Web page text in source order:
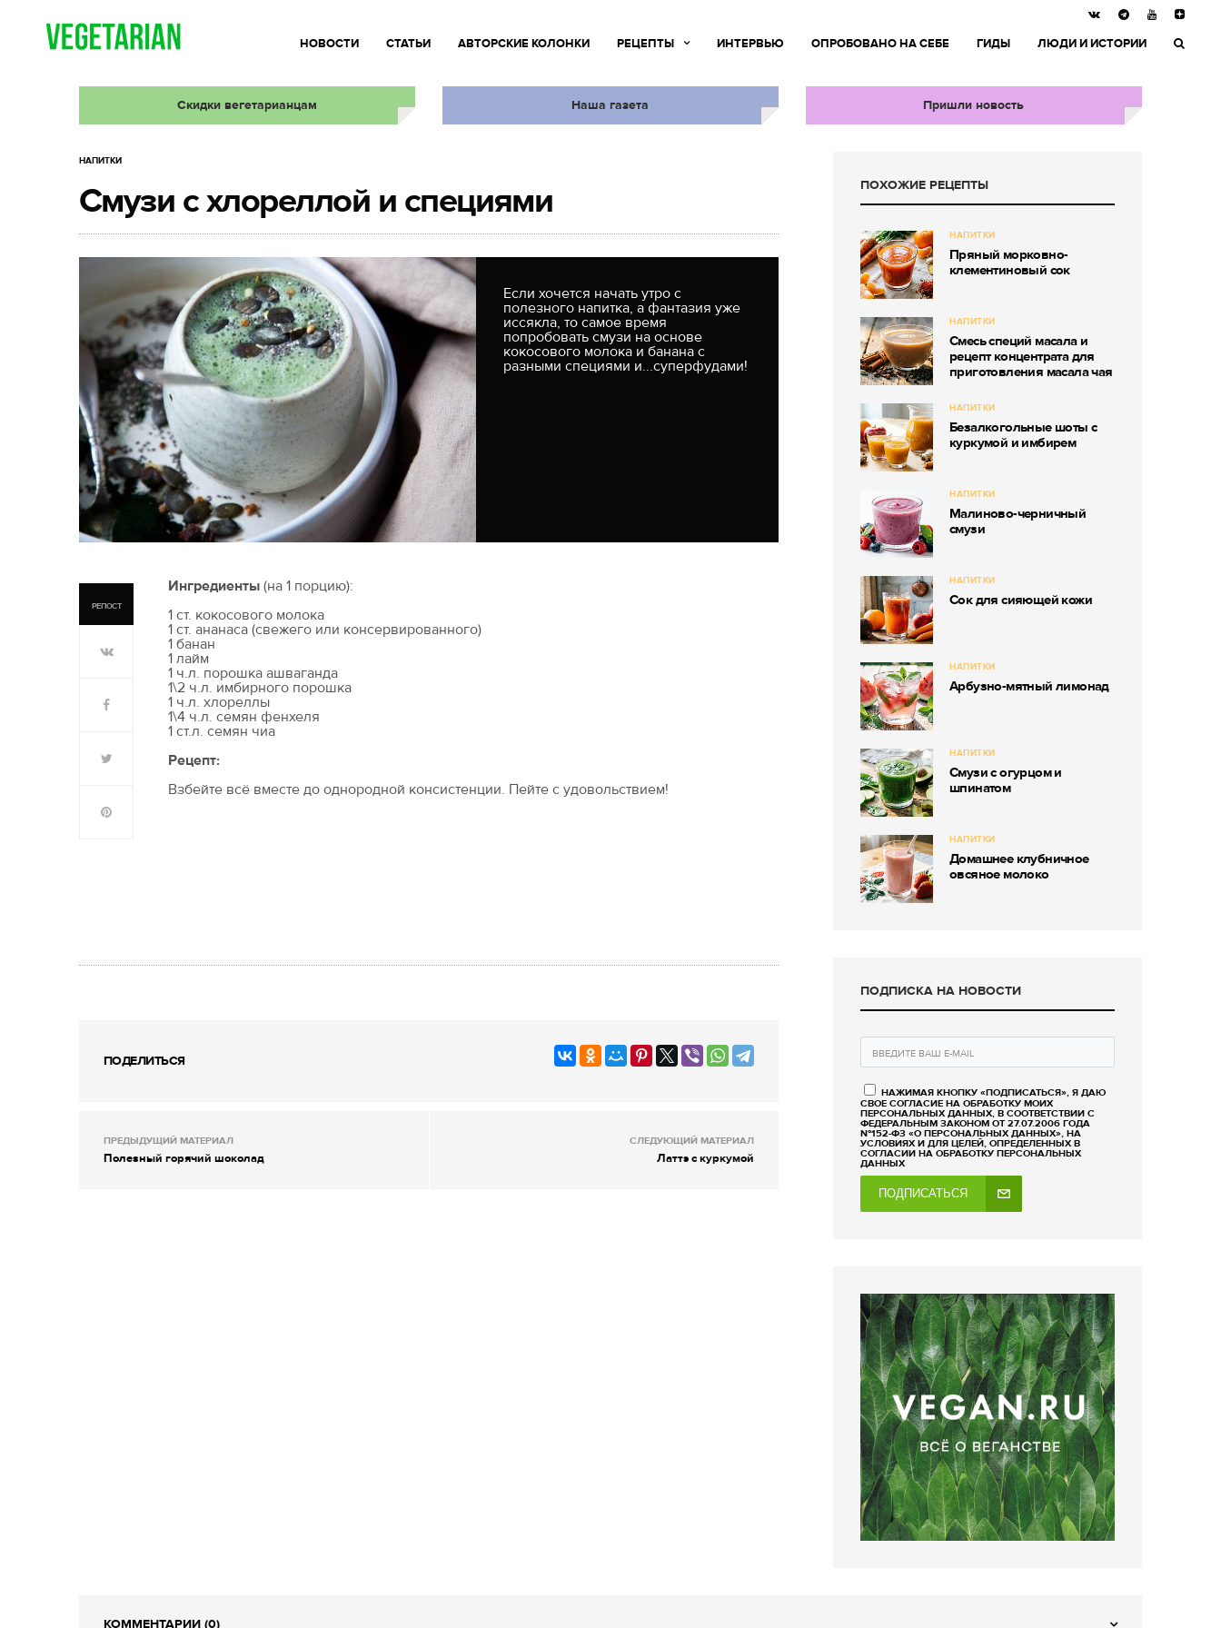
НОВОСТИ СТАТЬИ АВТОРСКИЕ КОЛОНКИ РЕЦЕПТЫ ИНТЕРВЬЮ ОПРОБОВАНО НА СЕБЕ ГИДЫ ЛЮДИ И ИСТОРИИ
Скидки вегетарианцам Наша газета Пришли новость
НАПИТКИ
Смузи с хлореллой и специями
Если хочется начать утро с
полезного напитка, а фантазия уже
иссякла, то самое время
попробовать смузи на основе
кокосового молока и банана с
разными специями и...суперфудами!
РЕПОСТ
Ингредиенты (на 1 порцию):
1 ст. кокосового молока
1 ст. ананаса (свежего или консервированного)
1 банан
1 лайм
1 ч.л. порошка ашваганда
1\2 ч.л. имбирного порошка
1 ч.л. хлореллы
1\4 ч.л. семян фенхеля
1 ст.л. семян чиа
Рецепт:
Взбейте всё вместе до однородной консистенции. Пейте с удовольствием!
ПОДЕЛИТЬСЯ
ПРЕДЫДУЩИЙ МАТЕРИАЛ
Полезный горячий шоколад
СЛЕДУЮЩИЙ МАТЕРИАЛ
Латтэ с куркумой
ПОХОЖИЕ РЕЦЕПТЫ
НАПИТКИ
Пряный морковно-
клементиновый сок
НАПИТКИ
Смесь специй масала и
рецепт концентрата для
приготовления масала чая
НАПИТКИ
Безалкогольные шоты с
куркумой и имбирем
НАПИТКИ
Малиново-черничный
смузи
НАПИТКИ
Сок для сияющей кожи
НАПИТКИ
Арбузно-мятный лимонад
НАПИТКИ
Смузи с огурцом и
шпинатом
НАПИТКИ
Домашнее клубничное
овсяное молоко
ПОДПИСКА НА НОВОСТИ
НАЖИМАЯ КНОПКУ «ПОДПИСАТЬСЯ», Я ДАЮ
СВОЕ СОГЛАСИЕ НА ОБРАБОТКУ МОИХ
ПЕРСОНАЛЬНЫХ ДАННЫХ, В СООТВЕТСТВИИ С
ФЕДЕРАЛЬНЫМ ЗАКОНОМ ОТ 27.07.2006 ГОДА
№152-ФЗ «О ПЕРСОНАЛЬНЫХ ДАННЫХ», НА
УСЛОВИЯХ И ДЛЯ ЦЕЛЕЙ, ОПРЕДЕЛЕННЫХ В
СОГЛАСИИ НА ОБРАБОТКУ ПЕРСОНАЛЬНЫХ
ДАННЫХ
ПОДПИСАТЬСЯ
КОММЕНТАРИИ (0)